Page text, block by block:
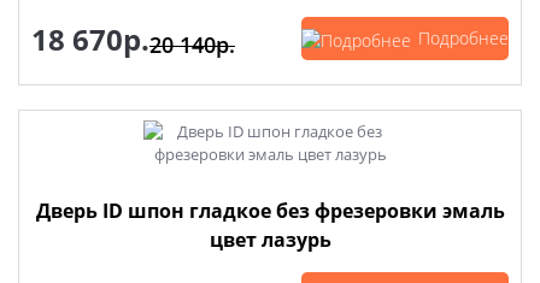
18 670р.20 140р. Подробнее
Дверь ID шпон гладкое без фрезеровки эмаль
цвет лазурь